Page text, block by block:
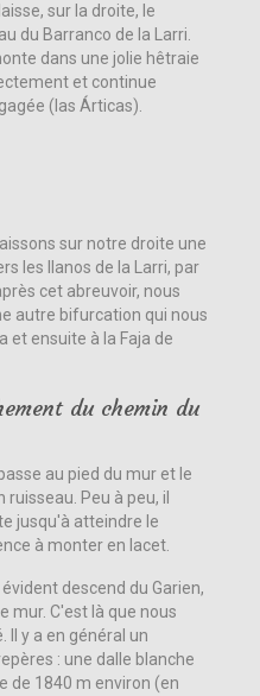
sur la droite, le
du Barranco de la Larri.
dans une jolie hêtraie
et continue
(las Árticas).
sur notre droite une
les llanos de la Larri, par
cet abreuvoir, nous
autre bifurcation qui nous
et ensuite à la Faja de
du chemin du
au pied du mur et le
Peu à peu, il
jusqu'à atteindre le
à monter en lacet.
descend du Garien,
mur. C'est là que nous
Il y a en général un
: une dalle blanche
de 1840 m environ (en